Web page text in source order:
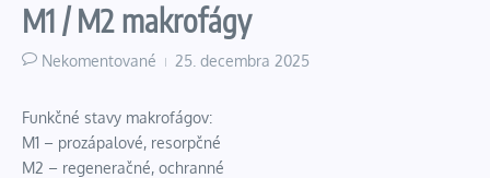
M1 / M2 makrofágy
Nekomentované 25. decembra 2025
Funkčné stavy makrofágov:
M1 – prozápalové, resorpčné
M2 – regeneračné, ochranné